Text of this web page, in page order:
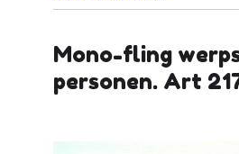
Mono-fling
personen. Art